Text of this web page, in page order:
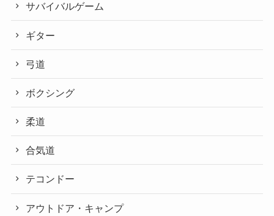
サバイバルゲーム
ギター
弓道
ボクシング
柔道
合気道
テコンドー
アウトドア・キャンプ